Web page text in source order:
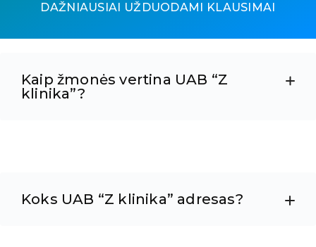
DAŽNIAUSIAI UŽDUODAMI KLAUSIMAI
Kaip žmonės vertina UAB “Z
klinika”?
Koks UAB “Z klinika” adresas?